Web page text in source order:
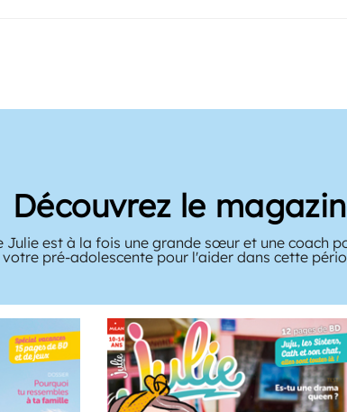
Découvrez le
Julie est à la fois une grande sœur et une coach
votre pré-adolescente pour l'aider dans cette